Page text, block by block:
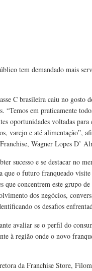
tem demandado mais
C brasileira caiu no gosto
“Temos em praticamente
oportunidades voltadas
varejo e até alimentação”,
Wagner Lopes D’
sucesso e se destacar no
que o futuro franqueado
que concentrem este grupo de
dos negócios,
os desafios
avaliar se o perfil do
à região onde o novo
da Franchise Store,